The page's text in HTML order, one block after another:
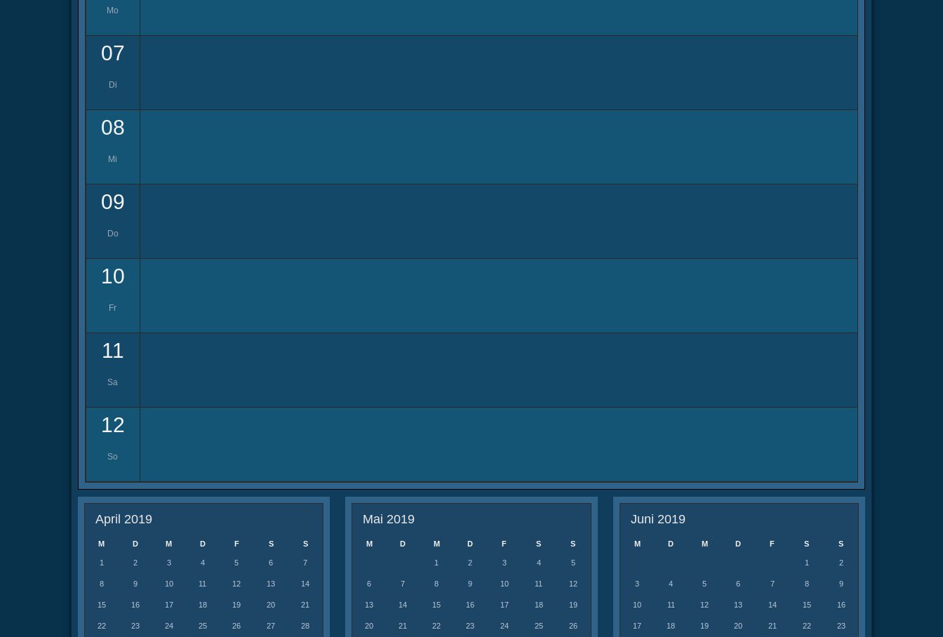
Mo
07
Di
08
Mi
09
Do
10
Fr
11
Sa
12
So
April 2019
M D M D F S S
1 2 3 4 5 6 7
8 9 10 11 12 13 14
15 16 17 18 19 20 21
22 23 24 25 26 27 28
Mai 2019
M D M D F S S
1 2 3 4 5
6 7 8 9 10 11 12
13 14 15 16 17 18 19
20 21 22 23 24 25 26
Juni 2019
M D M D F S S
1 2
3 4 5 6 7 8 9
10 11 12 13 14 15 16
17 18 19 20 21 22 23